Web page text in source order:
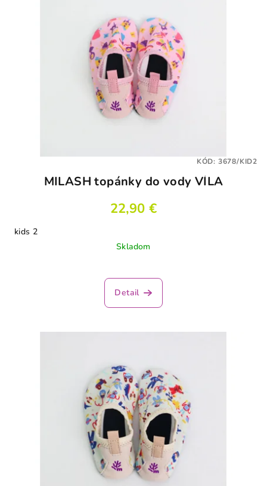
MILASH topánky do vody VÍLA
22,90 €
kids 2
Skladom
Detail
KÓD: 3678/KID2